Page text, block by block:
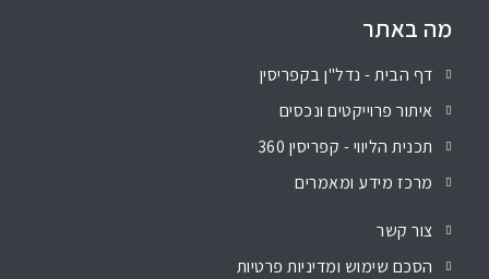
מה באתר
דף הבית - נדל"ן בקפריסין
איתור פרוייקטים ונכסים
תכנית הליווי - קפריסין 360
מרכז מידע ומאמרים
צור קשר
הסכם שימוש ומדיניות פרטיות